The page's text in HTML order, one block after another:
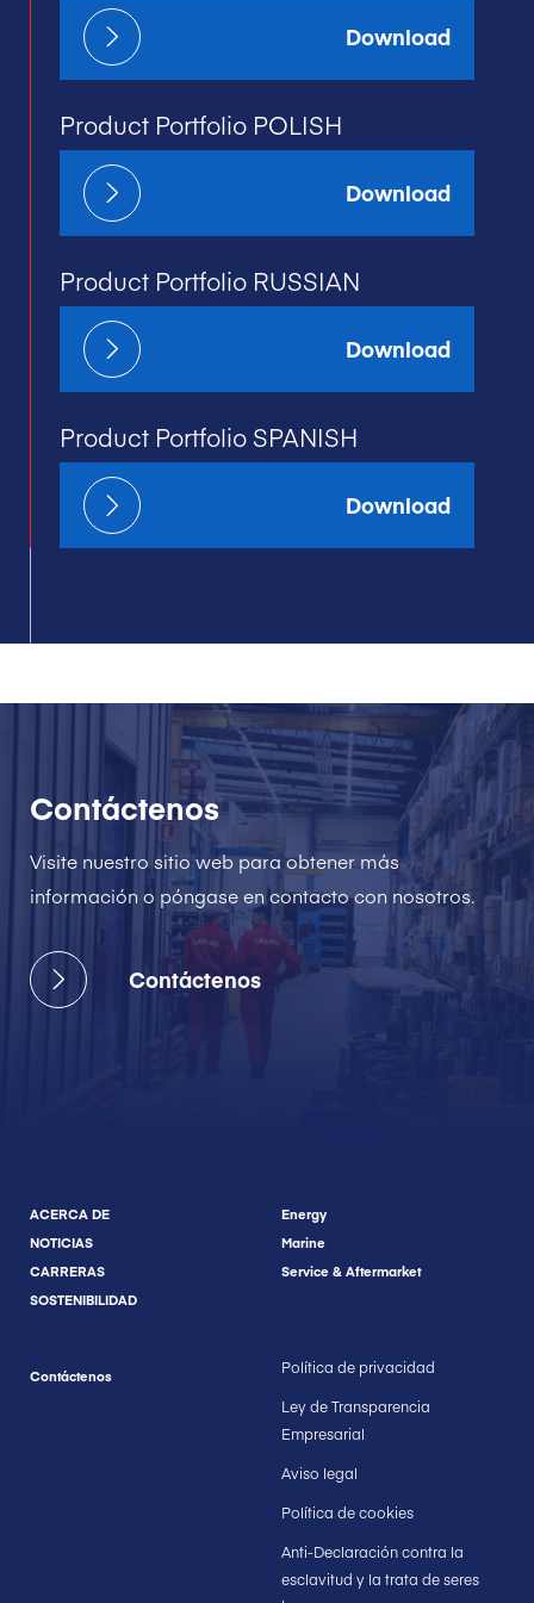
Download
Product Portfolio POLISH
Download
Product Portfolio RUSSIAN
Download
Product Portfolio SPANISH
Download
Contáctenos
Visite nuestro sitio web para obtener más
información o póngase en contacto con nosotros.
Contáctenos
ACERCA DE
NOTICIAS
CARRERAS
SOSTENIBILIDAD
Energy
Marine
Service & Aftermarket
Contáctenos
Política de privacidad
Ley de Transparencia
Empresarial
Aviso legal
Política de cookies
Anti-Declaración contra la
esclavitud y la trata de seres